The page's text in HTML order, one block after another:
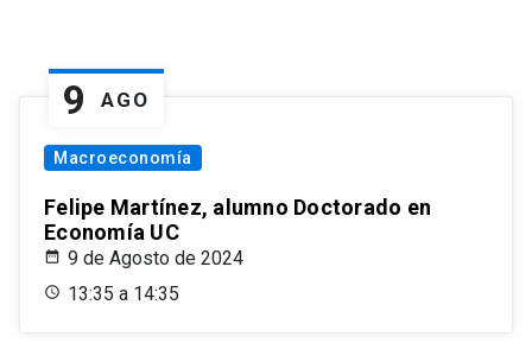
9 AGO
Macroeconomía
Felipe Martínez, alumno Doctorado en
Economía UC
9 de Agosto de 2024
13:35 a 14:35